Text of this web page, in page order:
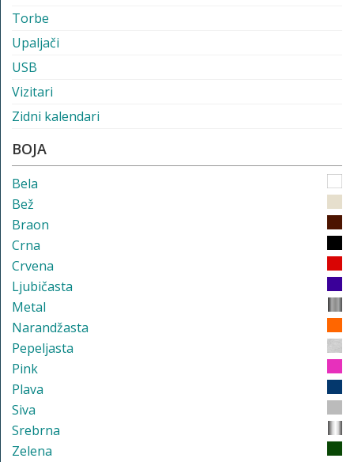
Torbe
Upaljači
USB
Vizitari
Zidni kalendari
BOJA
Bela
Bež
Braon
Crna
Crvena
Ljubičasta
Metal
Narandžasta
Pepeljasta
Pink
Plava
Siva
Srebrna
Zelena